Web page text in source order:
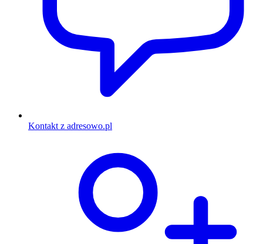
Kontakt z adresowo.pl